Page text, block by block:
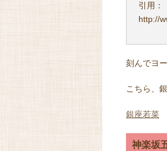
引用：
http://
刻んでヨ
こちら、
銀座若菜
神楽坂